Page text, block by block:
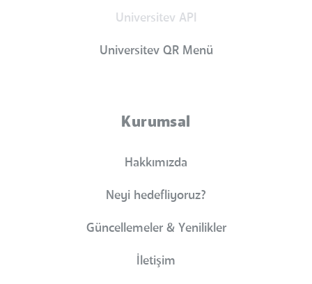
Universitev API
Universitev QR Menü
Kurumsal
Hakkımızda
Neyi hedefliyoruz?
Güncellemeler & Yenilikler
İletişim